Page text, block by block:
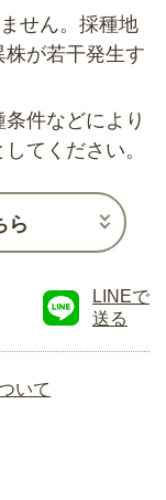
せん。採種地
が若干発生す
件などにより
てください。
ら
LINEで
送る
いて